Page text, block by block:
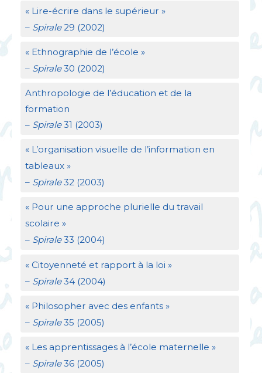
« Lire-écrire dans le supérieur »
– Spirale29 (2002)
« Ethnographie de l’école »
– Spirale30 (2002)
Anthropologie de l’éducation et de la
formation
– Spirale31 (2003)
« L’organisation visuelle de l’information en
tableaux »
– Spirale32 (2003)
« Pour une approche plurielle du travail
scolaire »
– Spirale33 (2004)
« Citoyenneté et rapport à la loi »
– Spirale34 (2004)
« Philosopher avec des enfants »
– Spirale35 (2005)
« Les apprentissages à l’école maternelle »
– Spirale36 (2005)